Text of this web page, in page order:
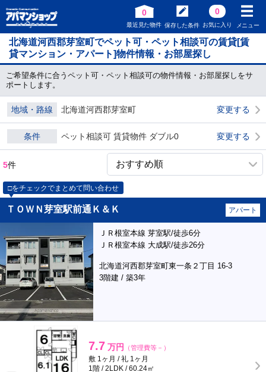
0
最近見た物件 保存した条件
0
お気に入り メニュー
北海道河西郡芽室町でペット可・ペット相談可の賃貸[賃
貸マンション・アパート]物件情報・お部屋探し
ご希望条件に合うペット可・ペット相談可の物件情報・お部屋探しをサ
ポートします。
地域・路線 北海道河西郡芽室町 変更する
条件 ペット相談可 賃貸物件 ダブル0 変更する
5件
□をチェックでまとめて問い合わせ
ＴＯＷＮ芽室駅前通Ｋ＆Ｋ アパート
ＪＲ根室本線 芽室駅/徒歩6分
ＪＲ根室本線 大成駅/徒歩26分
北海道河西郡芽室町東一条２丁目 16-3
3階建 / 築3年
7.7 万円 （管理費等－）
敷 1ヶ月 / 礼 1ヶ月
1階 / 2LDK / 60.24㎡